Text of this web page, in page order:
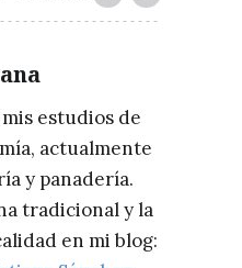
estudios de
actualmente
y panadería.
tradicional y la
en mi blog: